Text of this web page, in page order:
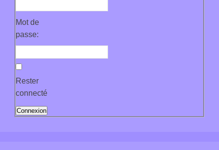
Mot de
passe:
Rester
connecté
Connexion